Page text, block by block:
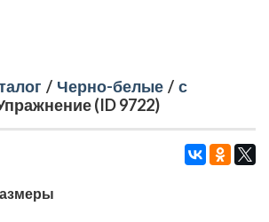
/ Черно-белые / с
(ID 9722)